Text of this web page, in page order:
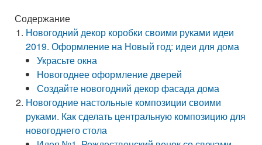
Содержание
Новогодний декор коробки своими руками идеи
2019. Оформление на Новый год: идеи для дома
Украсьте окна
Новогоднее оформление дверей
Создайте новогодний декор фасада дома
Новогодние настольные композиции своими
руками. Как сделать центральную композицию для
новогоднего стола